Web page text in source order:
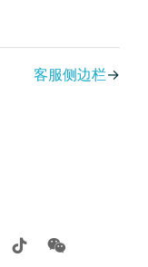
客服侧边栏→